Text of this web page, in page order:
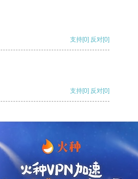
支持[0] 反对[0]
支持[0] 反对[0]
支持